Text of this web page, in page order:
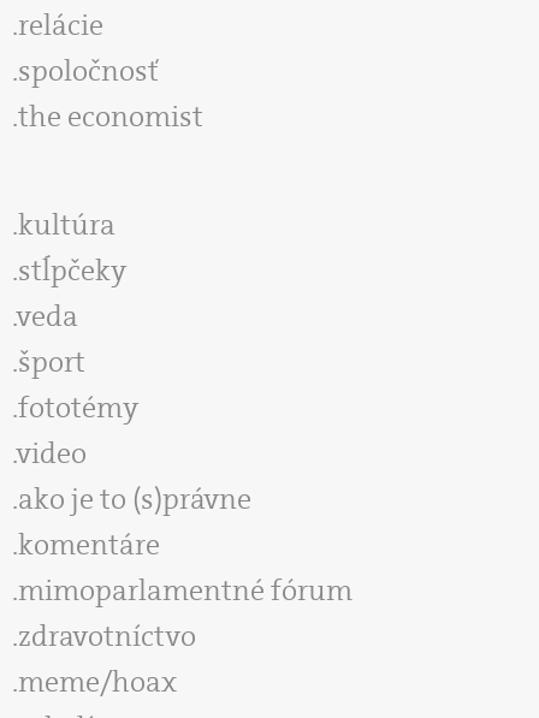
relácie
spoločnosť
the economist
kultúra
stĺpčeky
veda
šport
fototémy
video
ako je to (s)právne
komentáre
mimoparlamentné fórum
zdravotníctvo
meme/hoax